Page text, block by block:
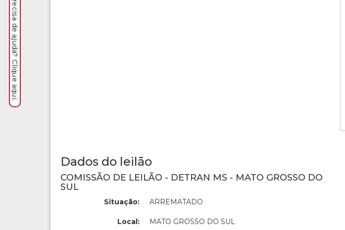
Dados do leilão
COMISSÃO DE LEILÃO - DETRAN MS - MATO GROSSO DO
SUL
Situação: ARREMATADO
Local: MATO GROSSO DO SUL
Precisa de ajuda? Clique aqui.